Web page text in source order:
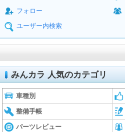
フォロー
ユーザー内検索
みんカラ 人気のカテゴリ
車種別
整備手帳
パーツレビュー